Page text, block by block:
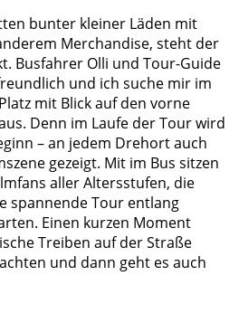
bunter kleiner Läden mit
Merchandise, steht der
Busfahrer Olli und Tour-Guide
und ich suche mir im
mit Blick auf den vorne
Denn im Laufe der Tour wird
– an jedem Drehort auch
gezeigt. Mit im Bus sitzen
aller Altersstufen, die
spannende Tour entlang
Einen kurzen Moment
Treiben auf der Straße
und dann geht es auch